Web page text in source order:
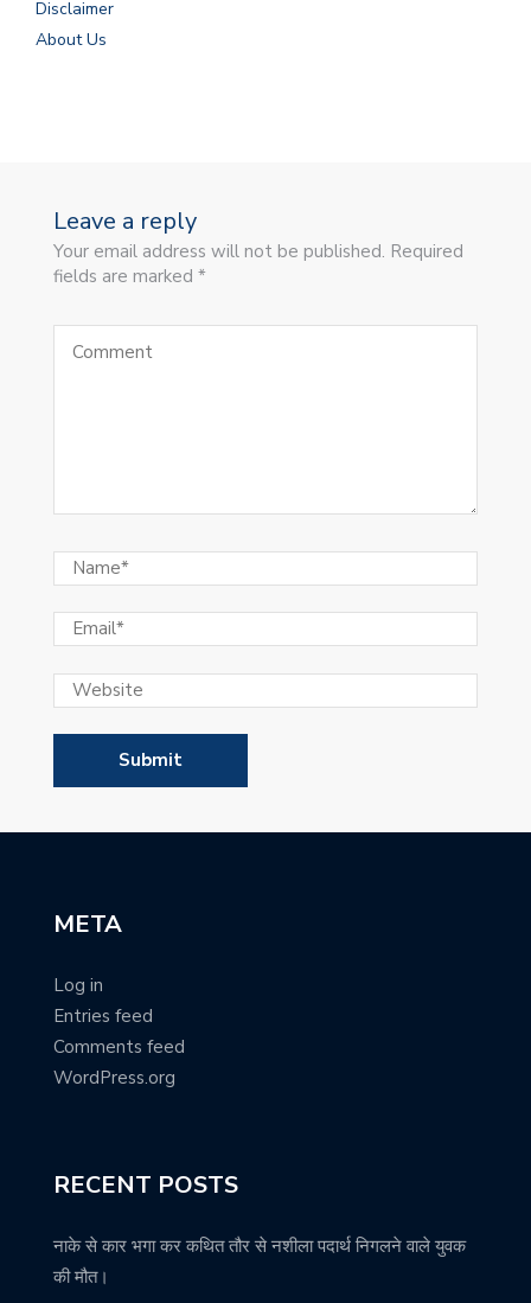
Disclaimer
About Us
Leave a reply
Your email address will not be published. Required
fields are marked *
META
Log in
Entries feed
Comments feed
WordPress.org
RECENT POSTS
नाके से कार भगा कर कथित तौर से नशीला पदार्थ निगलने वाले युवक
की मौत।